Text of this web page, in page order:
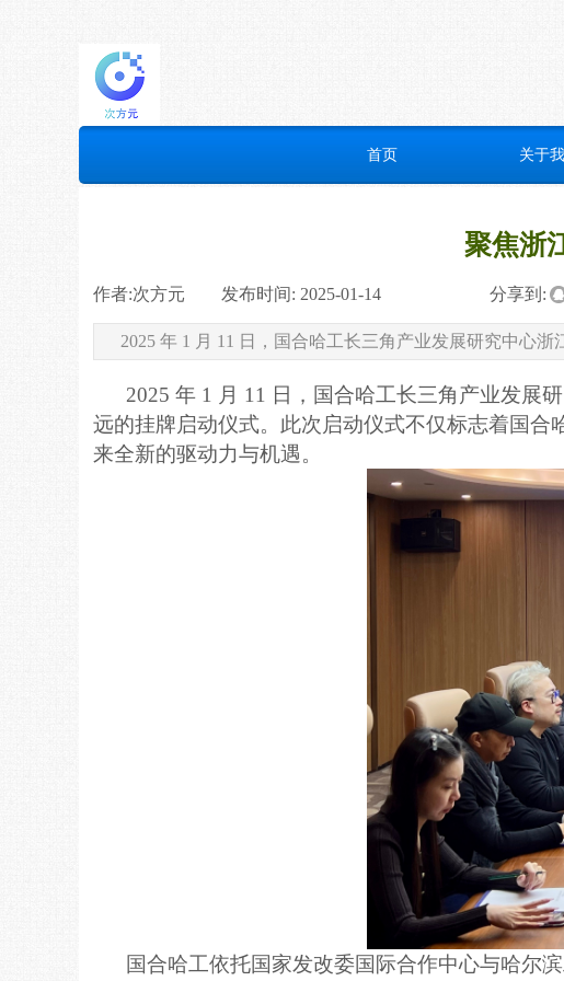
首页 关于
聚焦浙
作者:次方元 发布时间: 2025-01-14 分享到:
2025 年 1 月 11 日，国合哈工长三角产业发展研究中心
2025 年 1 月 11 日，国合哈工长三角产业发展
远的挂牌启动仪式。此次启动仪式不仅标志着国
来全新的驱动力与机遇。
国合哈工依托国家发改委国际合作中心与哈尔滨